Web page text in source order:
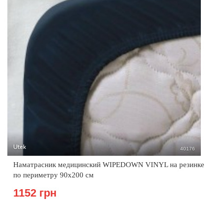
Utek 40176
Наматрасник медицинский WIPEDOWN VINYL на резинке
по периметру 90х200 см
1152 грн